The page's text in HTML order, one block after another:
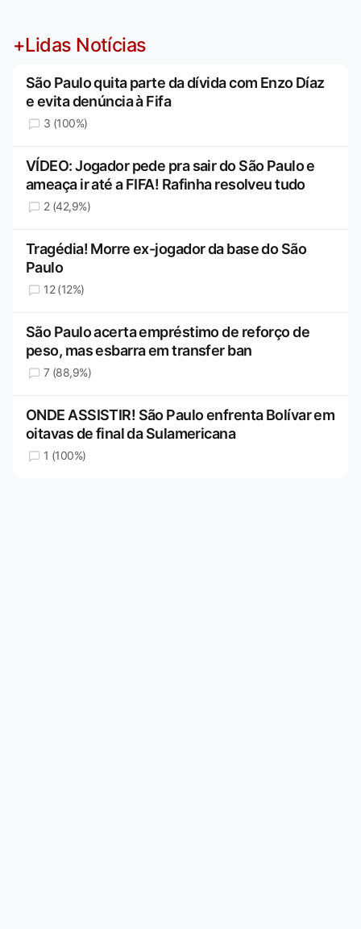
+Lidas Notícias
São Paulo quita parte da dívida com Enzo Díaz
e evita denúncia à Fifa
3 (100%)
VÍDEO: Jogador pede pra sair do São Paulo e
ameaça ir até a FIFA! Rafinha resolveu tudo
2 (42,9%)
Tragédia! Morre ex-jogador da base do São
Paulo
12 (12%)
São Paulo acerta empréstimo de reforço de
peso, mas esbarra em transfer ban
7 (88,9%)
ONDE ASSISTIR! São Paulo enfrenta Bolívar em
oitavas de final da Sulamericana
1 (100%)